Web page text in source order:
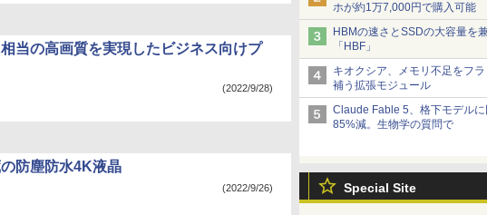
ホが約1万7,000円で購入可能
HBMの速さとSSDの大容量を
「HBF」
キオクシア、メモリ不足をフ
補う拡張モジュール
Claude Fable 5、格下モデル
85%減。生物学の質問で
Special Site
当の高画質を実現したビジネス向けプ
(2022/9/28)
防塵防水4K液晶
(2022/9/26)